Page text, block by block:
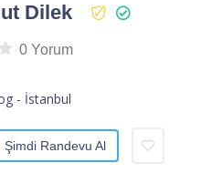
Dilek
0 Yorum
- İstanbul
Şimdi Randevu Al